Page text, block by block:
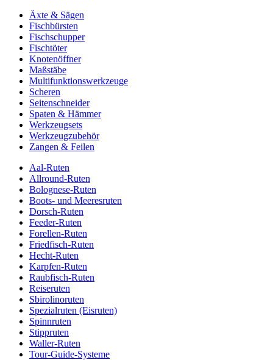
Äxte & Sägen
Fischbürsten
Fischschupper
Fischtöter
Knotenöffner
Maßstäbe
Multifunktionswerkzeuge
Scheren
Seitenschneider
Spaten & Hämmer
Werkzeugsets
Werkzeugzubehör
Zangen & Feilen
Aal-Ruten
Allround-Ruten
Bolognese-Ruten
Boots- und Meeresruten
Dorsch-Ruten
Feeder-Ruten
Forellen-Ruten
Friedfisch-Ruten
Hecht-Ruten
Karpfen-Ruten
Raubfisch-Ruten
Reiseruten
Sbirolinoruten
Spezialruten (Eisruten)
Spinnruten
Stippruten
Waller-Ruten
Tour-Guide-Systeme